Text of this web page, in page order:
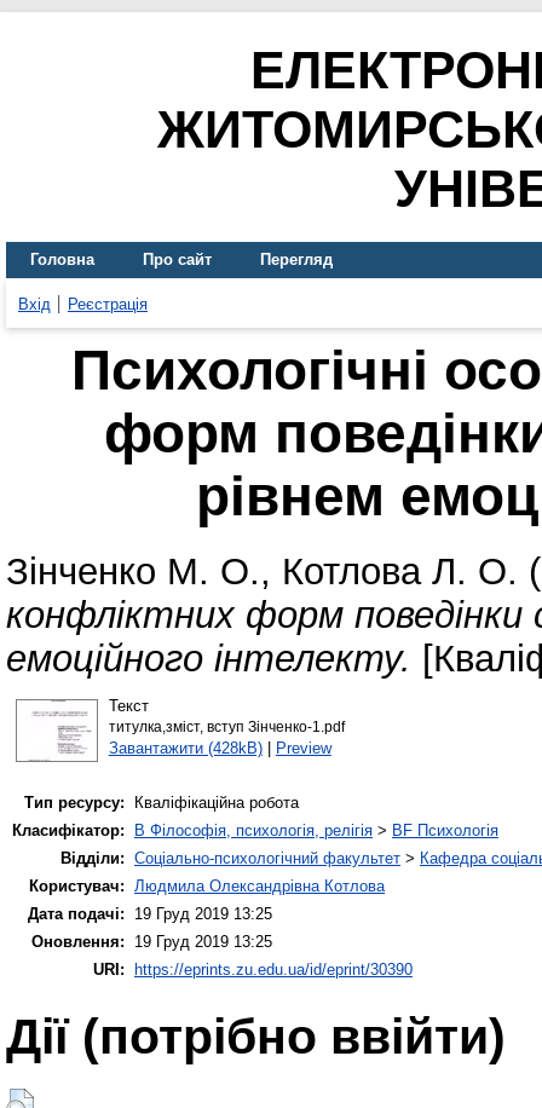
Головна Про сайт Перегляд
Вхід Реєстрація
Психологічні
форм
рівнем
Зінченко М. О., Котлова Л. О.
конфліктних форм поведінки
емоційного інтелекту.
Текст
титулка,зміст, вступ Зінченко-1.pdf
Завантажити (428kB)| Preview
Тип ресурсу:
Кваліфікаційна робота
Класифікатор:
B Філософія, психологія, релігія > BF Психологія
Відділи: Соціально-психологічний факультет > Кафедра
Користувач: Людмила Олександрівна Котлова
Дата подачі:
19 Груд 2019 13:25
Оновлення:
19 Груд 2019 13:25
URI:
https://eprints.zu.edu.ua/id/eprint/30390
Дії ​​(потрібно ввійти)